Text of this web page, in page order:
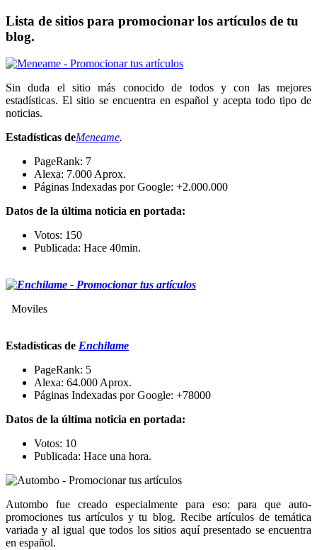
Lista de sitios para promocionar los artículos de tu
blog.
Sin duda el sitio más conocido de todos y con las mejores
estadísticas. El sitio se encuentra en español y acepta todo tipo de
noticias.
Estadísticas deMeneame.
PageRank: 7
Alexa: 7.000 Aprox.
Páginas Indexadas por Google: +2.000.000
Datos de la última noticia en portada:
Votos: 150
Publicada: Hace 40min.
Moviles
Estadísticas de Enchilame
PageRank: 5
Alexa: 64.000 Aprox.
Páginas Indexadas por Google: +78000
Datos de la última noticia en portada:
Votos: 10
Publicada: Hace una hora.
Autombo fue creado especialmente para eso: para que auto-
promociones tus artículos y tu blog. Recibe artículos de temática
variada y al igual que todos los sitios aquí presentado se encuentra
en español.